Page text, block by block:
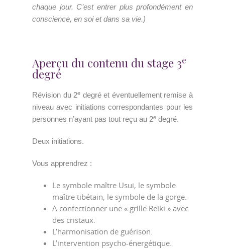
chaque jour. C’est entrer plus profondément en
conscience, en soi et dans sa vie.)
Aperçu du contenu du stage 3e
degré
Révision du 2e degré et éventuellement remise à
niveau avec initiations correspondantes pour les
personnes n’ayant pas tout reçu au 2e degré.
Deux initiations.
Vous apprendrez :
Le symbole maître Usui, le symbole
maître tibétain, le symbole de la gorge.
A confectionner une « grille Reiki » avec
des cristaux.
L’harmonisation de guérison.
L’intervention psycho-énergétique.